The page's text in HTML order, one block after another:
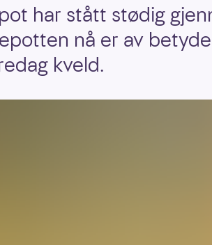
har stått stødig
nå er av
kveld.